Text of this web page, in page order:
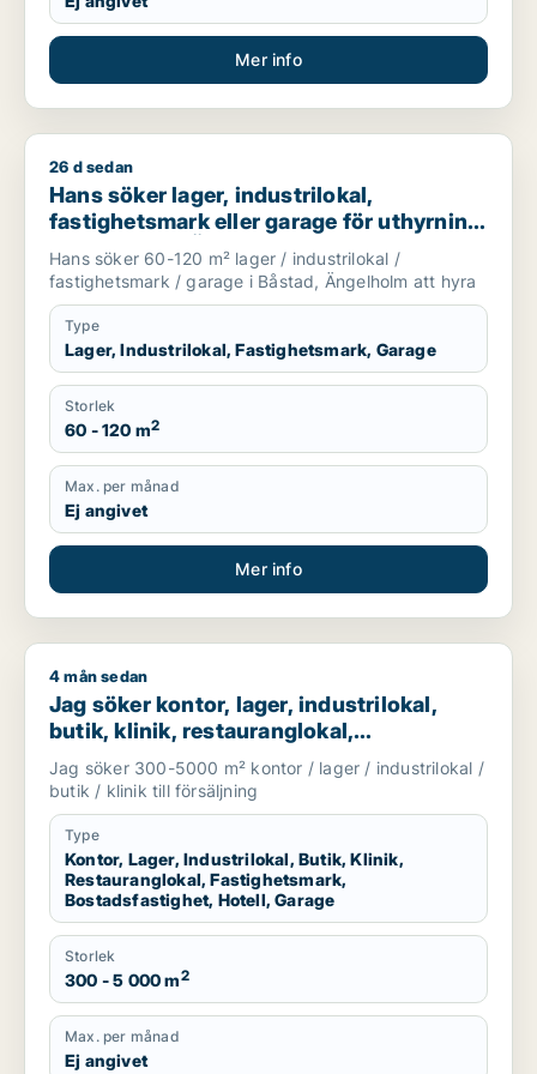
Mer info
Hans söker lager, industrilokal, fastighetsmark eller garage
26 d sedan
Hans söker lager, industrilokal,
fastighetsmark eller garage för uthyrning
i Båstad eller Ängelholm
Hans söker 60-120 m² lager / industrilokal /
fastighetsmark / garage i Båstad, Ängelholm att hyra
Type
Lager, Industrilokal, Fastighetsmark, Garage
Storlek
60 - 120 m2
Max. per månad
Ej angivet
Mer info
Jag söker kontor, lager, industrilokal, butik, klinik,
4 mån sedan
Jag söker kontor, lager, industrilokal,
butik, klinik, restauranglokal,
fastighetsmark, bostadsfastighet, hotell
eller garage till salu i Malmö
Jag söker 300-5000 m² kontor / lager / industrilokal /
butik / klinik till försäljning
Type
Kontor, Lager, Industrilokal, Butik, Klinik,
Restauranglokal, Fastighetsmark,
Bostadsfastighet, Hotell, Garage
Storlek
300 - 5 000 m2
Max. per månad
Ej angivet